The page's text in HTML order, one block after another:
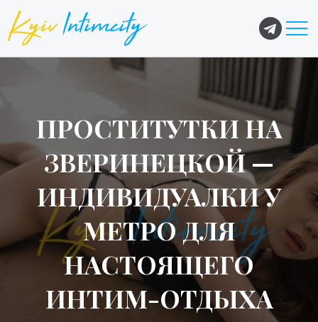
ПРОСТИТУТКИ НА
ЗВЕРИНЕЦКОЙ —
ИНДИВИДУАЛКИ У
МЕТРО ДЛЯ
НАСТОЯЩЕГО
ИНТИМ-ОТДЫХА